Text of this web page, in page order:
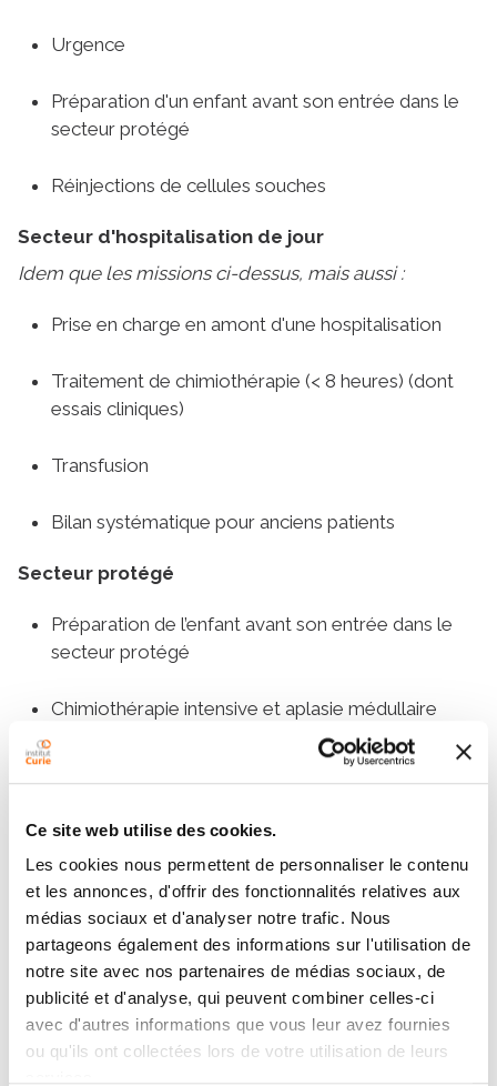
Ce site web utilise des cookies.
Les cookies nous permettent de personnaliser le contenu
et les annonces, d'offrir des fonctionnalités relatives aux
médias sociaux et d'analyser notre trafic. Nous
partageons également des informations sur l'utilisation de
notre site avec nos partenaires de médias sociaux, de
publicité et d'analyse, qui peuvent combiner celles-ci
avec d'autres informations que vous leur avez fournies
ou qu'ils ont collectées lors de votre utilisation de leurs
Urgence
Préparation d'un enfant avant son entrée dans le
secteur protégé
Réinjections de cellules souches
Secteur d'hospitalisation de jour
Idem que les missions ci-dessus, mais aussi :
Prise en charge en amont d'une hospitalisation
Traitement de chimiothérapie (< 8 heures) (dont
essais cliniques)
Transfusion
Bilan systématique pour anciens patients
Secteur protégé
Préparation de l’enfant avant son entrée dans le
secteur protégé
Chimiothérapie intensive et aplasie médullaire
Vérification du chariot d'urgence et du
défibrillateur
Gestion des stocks (rangement, commandes…)
Education de l’enfant et de sa famille